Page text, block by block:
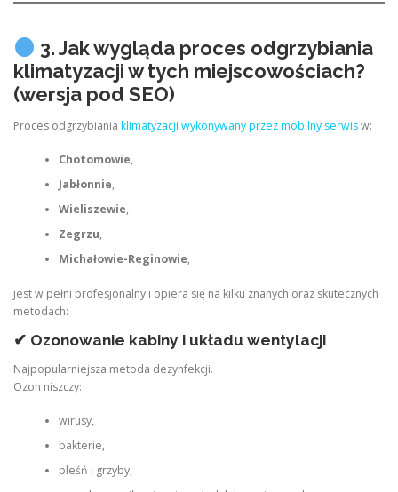
3. Jak wygląda proces odgrzybiania
klimatyzacji w tych miejscowościach?
(wersja pod SEO)
Proces odgrzybiania klimatyzacji wykonywany przez mobilny serwisw:
Chotomowie,
Jabłonnie,
Wieliszewie,
Zegrzu,
Michałowie-Reginowie,
jest w pełni profesjonalny i opiera się na kilku znanych oraz skutecznych
metodach:
✔ Ozonowanie kabiny i układu wentylacji
Najpopularniejsza metoda dezynfekcji.
Ozon niszczy:
wirusy,
bakterie,
pleśń i grzyby,